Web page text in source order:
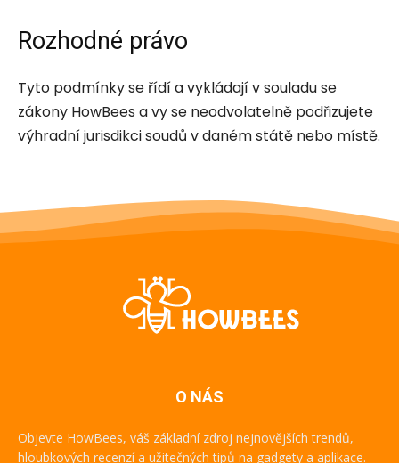
Rozhodné právo
Tyto podmínky se řídí a vykládají v souladu se
zákony HowBees a vy se neodvolatelně podřizujete
výhradní jurisdikci soudů v daném státě nebo místě.
O NÁS
Objevte HowBees, váš základní zdroj nejnovějších trendů,
hloubkových recenzí a užitečných tipů na gadgety a aplikace.